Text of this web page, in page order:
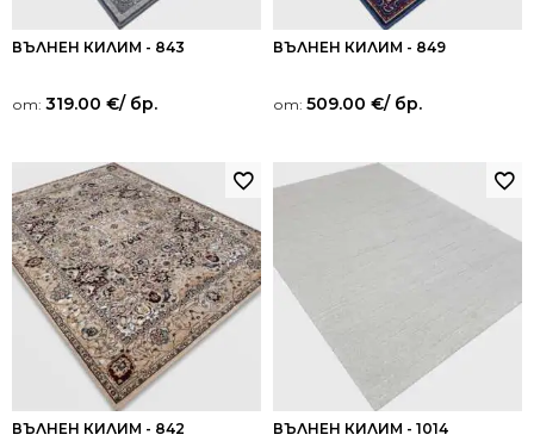
ВЪЛНЕН КИЛИМ - 843
от: 319.00 €/ бр.
ВЪЛНЕН КИЛИМ - 849
от: 509.00 €/ бр.
ВЪЛНЕН КИЛИМ - 842 ВЪЛНЕН КИЛИМ - 1014